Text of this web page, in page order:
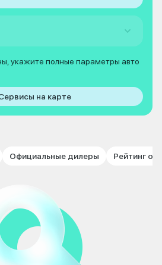
укажите полные параметры авто
на карте
Официальные дилеры Рейтинг